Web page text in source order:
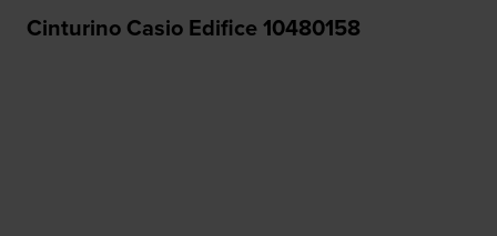
Cinturino Casio Edifice 10480158